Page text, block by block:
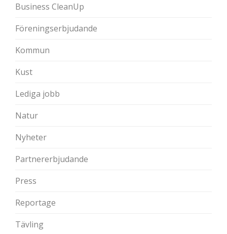
Business CleanUp
Föreningserbjudande
Kommun
Kust
Lediga jobb
Natur
Nyheter
Partnererbjudande
Press
Reportage
Tävling